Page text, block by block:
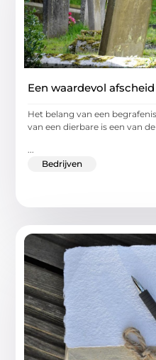
Een waardevol
Het belang van een
van een dierbare is een van
Bedrijven